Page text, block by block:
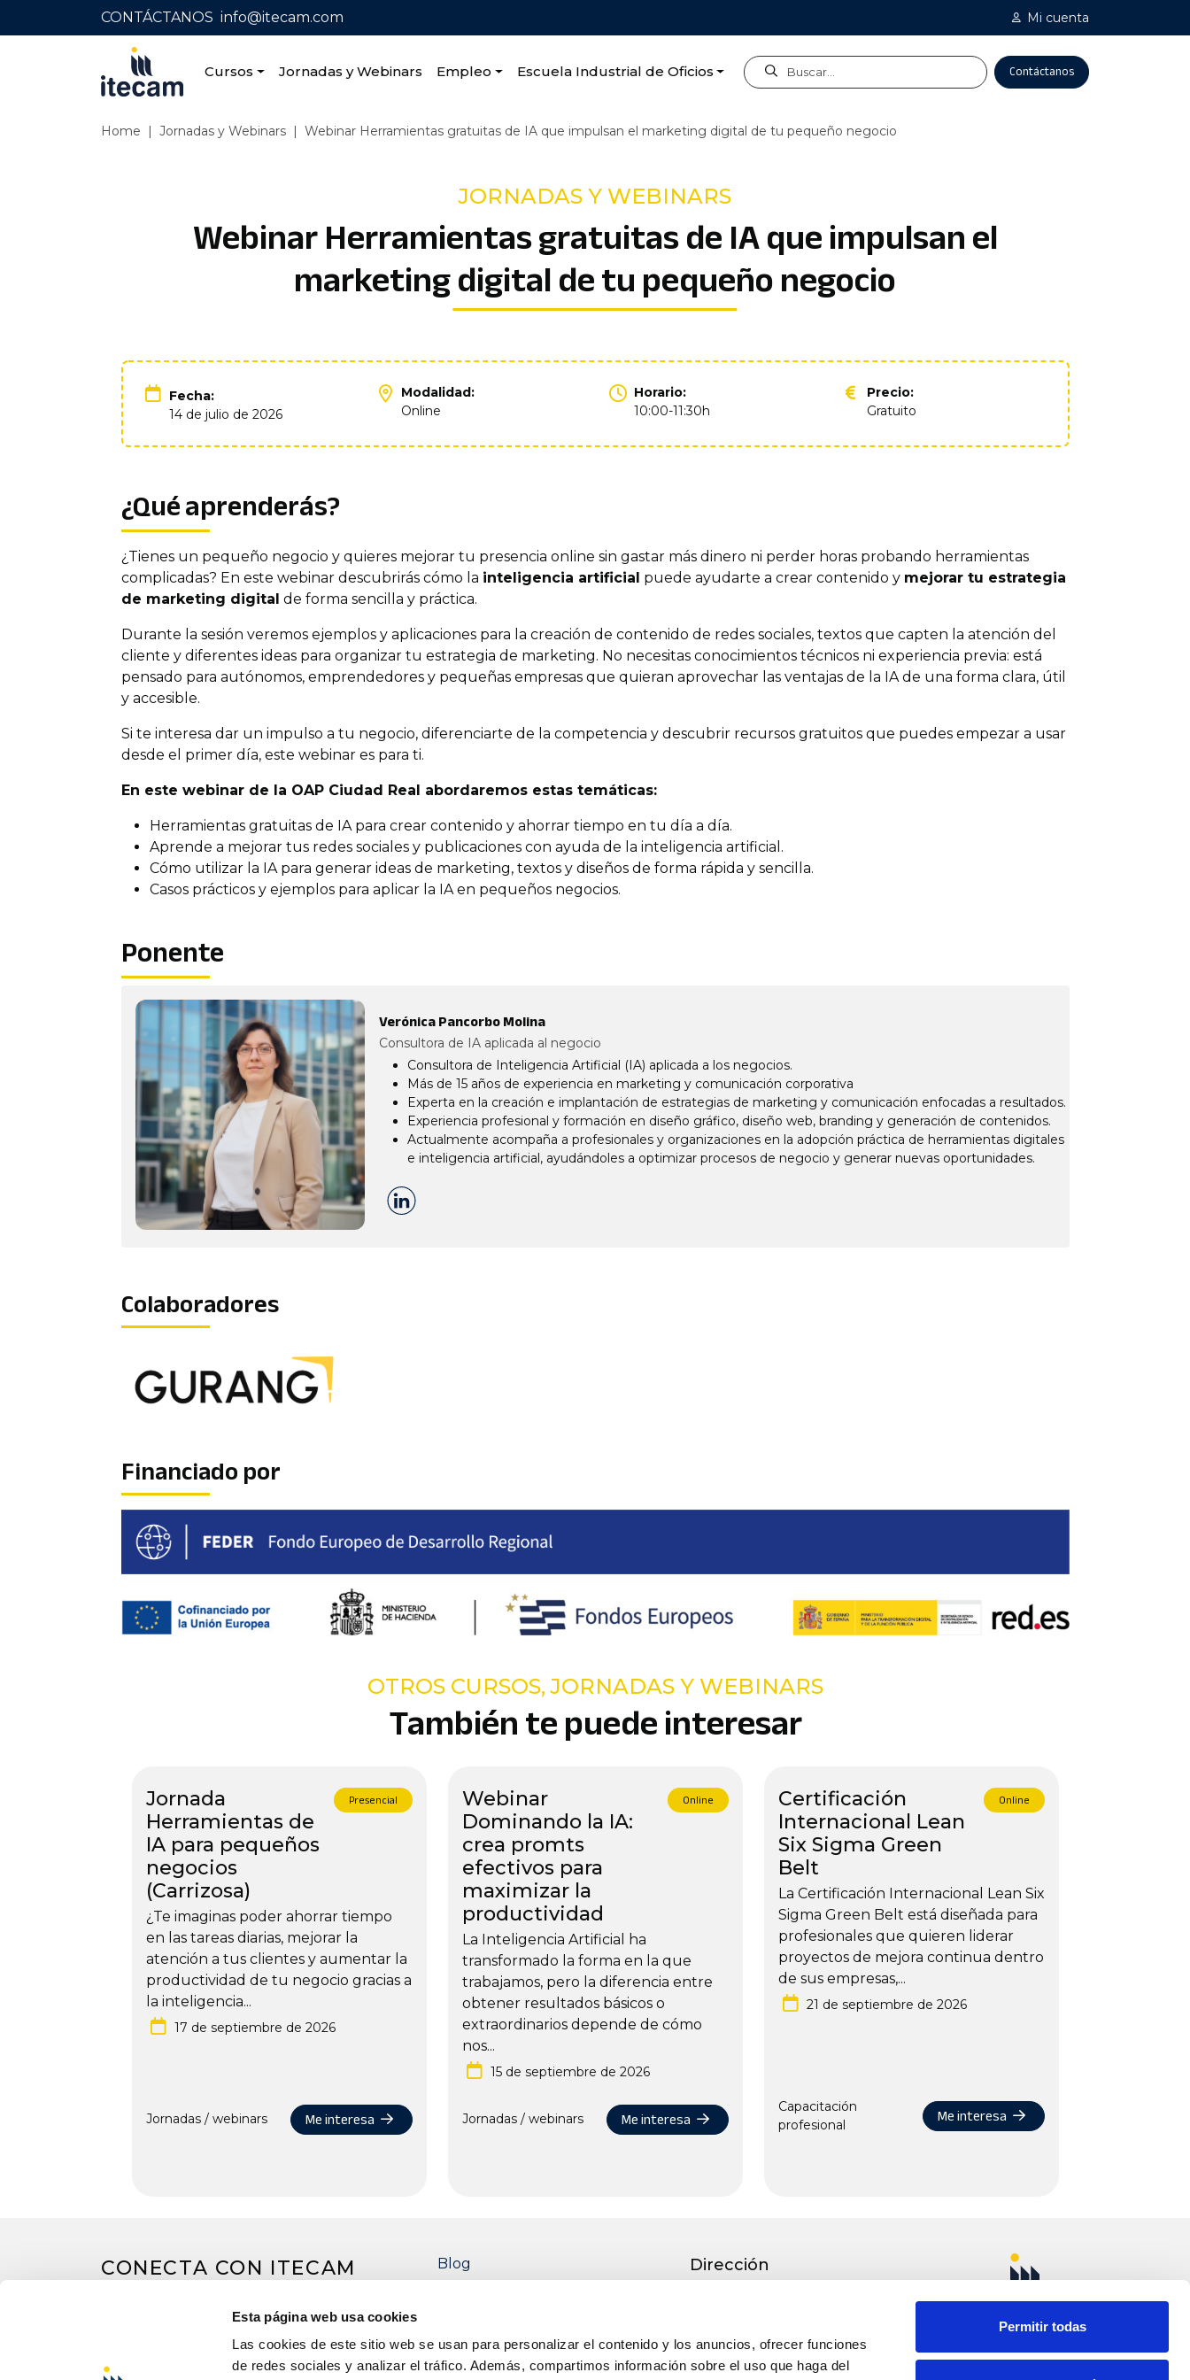
Esta página web usa cookies
Las cookies de este sitio web se usan para personalizar el contenido y los anuncios, ofrecer funciones
de redes sociales y analizar el tráfico. Además, compartimos información sobre el uso que haga del
Permitir todas
CONTÁCTANOS info@itecam.com Mi cuenta
Cursos Jornadas y Webinars Empleo Escuela Industrial de Oficios Contáctanos
Home | Jornadas y Webinars | Webinar Herramientas gratuitas de IA que impulsan el marketing digital de tu pequeño negocio
JORNADAS Y WEBINARS
Webinar Herramientas gratuitas de IA que impulsan el
marketing digital de tu pequeño negocio
Fecha:
14 de julio de 2026
Modalidad:
Online
Horario:
10:00-11:30h
Precio:
Gratuito
¿Qué aprenderás?
¿Tienes un pequeño negocio y quieres mejorar tu presencia online sin gastar más dinero ni perder horas probando herramientas
complicadas? En este webinar descubrirás cómo la inteligencia artificial puede ayudarte a crear contenido y mejorar tu estrategia
de marketing digital de forma sencilla y práctica.
Durante la sesión veremos ejemplos y aplicaciones para la creación de contenido de redes sociales, textos que capten la atención del
cliente y diferentes ideas para organizar tu estrategia de marketing. No necesitas conocimientos técnicos ni experiencia previa: está
pensado para autónomos, emprendedores y pequeñas empresas que quieran aprovechar las ventajas de la IA de una forma clara, útil
y accesible.
Si te interesa dar un impulso a tu negocio, diferenciarte de la competencia y descubrir recursos gratuitos que puedes empezar a usar
desde el primer día, este webinar es para ti.
En este webinar de la OAP Ciudad Real abordaremos estas temáticas:
Herramientas gratuitas de IA para crear contenido y ahorrar tiempo en tu día a día.
Aprende a mejorar tus redes sociales y publicaciones con ayuda de la inteligencia artificial.
Cómo utilizar la IA para generar ideas de marketing, textos y diseños de forma rápida y sencilla.
Casos prácticos y ejemplos para aplicar la IA en pequeños negocios.
Ponente
Verónica Pancorbo Molina
Consultora de IA aplicada al negocio
Consultora de Inteligencia Artificial (IA) aplicada a los negocios.
Más de 15 años de experiencia en marketing y comunicación corporativa
Experta en la creación e implantación de estrategias de marketing y comunicación enfocadas a resultados.
Experiencia profesional y formación en diseño gráfico, diseño web, branding y generación de contenidos.
Actualmente acompaña a profesionales y organizaciones en la adopción práctica de herramientas digitales
e inteligencia artificial, ayudándoles a optimizar procesos de negocio y generar nuevas oportunidades.
Colaboradores
Financiado por
OTROS CURSOS, JORNADAS Y WEBINARS
También te puede interesar
Jornada
Herramientas de
IA para pequeños
negocios
(Carrizosa)
Presencial
¿Te imaginas poder ahorrar tiempo
en las tareas diarias, mejorar la
atención a tus clientes y aumentar la
productividad de tu negocio gracias a
la inteligencia...
17 de septiembre de 2026
Jornadas / webinars Me interesa
Webinar
Dominando la IA:
crea promts
efectivos para
maximizar la
productividad
Online
La Inteligencia Artificial ha
transformado la forma en la que
trabajamos, pero la diferencia entre
obtener resultados básicos o
extraordinarios depende de cómo
nos...
15 de septiembre de 2026
Jornadas / webinars Me interesa
Certificación
Internacional Lean
Six Sigma Green
Belt
Online
La Certificación Internacional Lean Six
Sigma Green Belt está diseñada para
profesionales que quieren liderar
proyectos de mejora continua dentro
de sus empresas,...
21 de septiembre de 2026
Capacitación
profesional
Me interesa
CONECTA CON ITECAM Blog Dirección
Teléfono